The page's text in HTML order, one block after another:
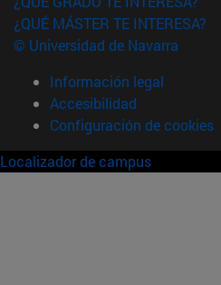
¿QUÉ MÁSTER TE INTERESA?
© Universidad de Navarra
Información legal
Accesibilidad
Configuración de cookies
Localizador de campus